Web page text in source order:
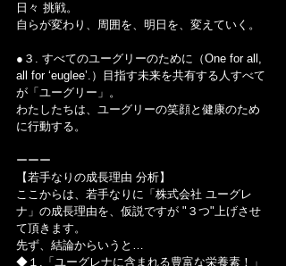
日々 挑戦。
自らが変わり、周囲を、明日を、変えていく。
●３. すべてのユーグリーのために（One for all,
all for ‘euglee’.）目指す未来を共有する人すべて
が「ユーグリー」。
わたしたちは、ユーグリーの笑顔と健康のため
に行動する。
ーーー
【若手なりの成長理由 分析】
ここからは、若手なりに「株式会社 ユーグレ
ナ」の成長理由を、仮説ですが "３つ"上げさせ
て頂きます。
先ず、結論からいうと…
◆１.「ユーグレナに含まれる豊富な栄養素！」